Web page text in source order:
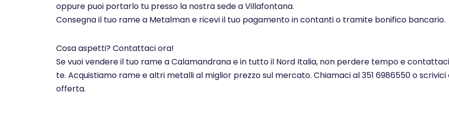
oppure puoi portarlo tu presso la nostra sede a Villafontana.
Consegna il tuo rame a Metalman e ricevi il tuo pagamento in contanti o tramite bonifico bancario.
Cosa aspetti? Contattaci ora!
Se vuoi vendere il tuo rame a Calamandrana e in tutto il Nord Italia, non perdere tempo e
te. Acquistiamo rame e altri metalli al miglior prezzo sul mercato. Chiamaci al 351 6986550 o
offerta.